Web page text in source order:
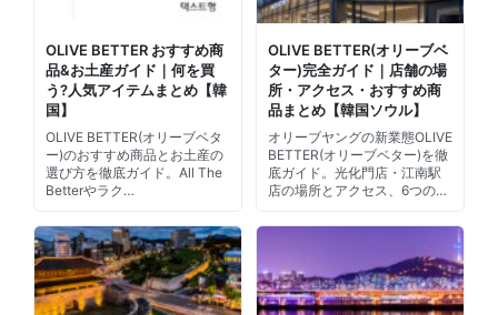
OLIVE BETTER おすすめ商
品&お土産ガイド｜何を買
う?人気アイテムまとめ【韓
国】
OLIVE BETTER(オリーブベタ
ー)のおすすめ商品とお土産の
選び方を徹底ガイド。All The
Betterやラク…
OLIVE BETTER(オリーブベ
ター)完全ガイド｜店舗の場
所・アクセス・おすすめ商
品まとめ【韓国ソウル】
オリーブヤングの新業態OLIVE
BETTER(オリーブベター)を徹
底ガイド。光化門店・江南駅
店の場所とアクセス、6つの…